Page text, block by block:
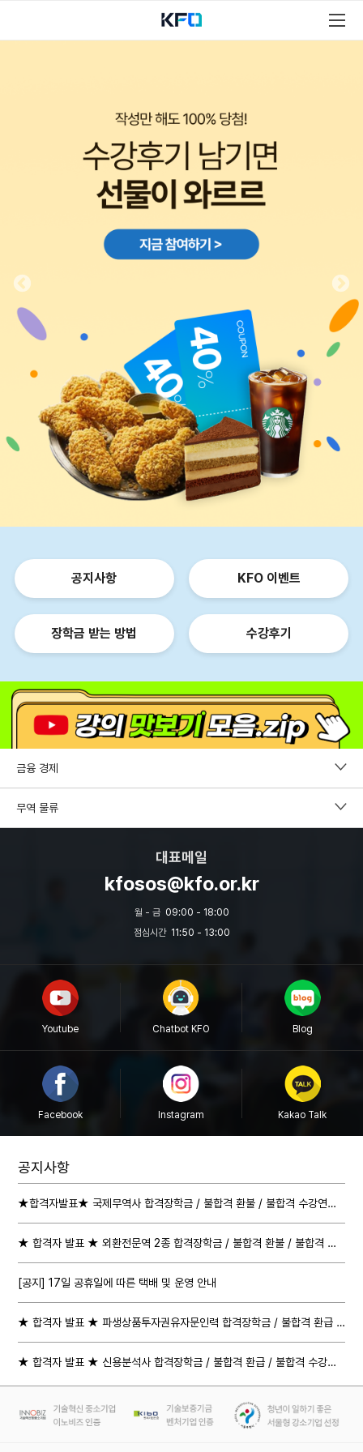
공지사항 KFO 이벤트
장학금 받는 방법 수강후기
금융 경제
펀드투자권유자문인력
무역 물류
물류관리사
대표메일
kfosos@kfo.or.kr
월 - 금 09:00 - 18:00
점심시간 11:50 - 13:00
Youtube Chatbot KFO Blog
Facebook Instagram Kakao Talk
공지사항
★합격자발표★ 국제무역사 합격장학금 / 불합격 환불 / 불합격 수강연장 절차 안내
★ 합격자 발표 ★ 외환전문역 2종 합격장학금 / 불합격 환불 / 불합격 수강연장 절차 안내
[공지] 17일 공휴일에 따른 택배 및 운영 안내
★ 합격자 발표 ★ 파생상품투자권유자문인력 합격장학금 / 불합격 환급 / 불합격 수강연장 절차 안내
★ 합격자 발표 ★ 신용분석사 합격장학금 / 불합격 환급 / 불합격 수강연장 절차 안내